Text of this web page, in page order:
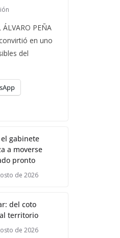
PEÑA
en uno
del
gabinete
a moverse
pronto
de 2026
del coto
territorio
de 2026